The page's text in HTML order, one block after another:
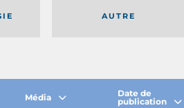
AUTRE
Média
Date de
publication